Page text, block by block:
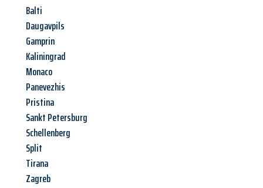
Balti
Daugavpils
Gamprin
Kaliningrad
Monaco
Panevezhis
Pristina
Sankt Petersburg
Schellenberg
Split
Tirana
Zagreb